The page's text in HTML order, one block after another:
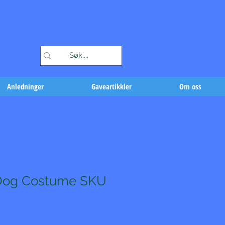
Anledninger Gaveartikkler Om oss
Costume SKU